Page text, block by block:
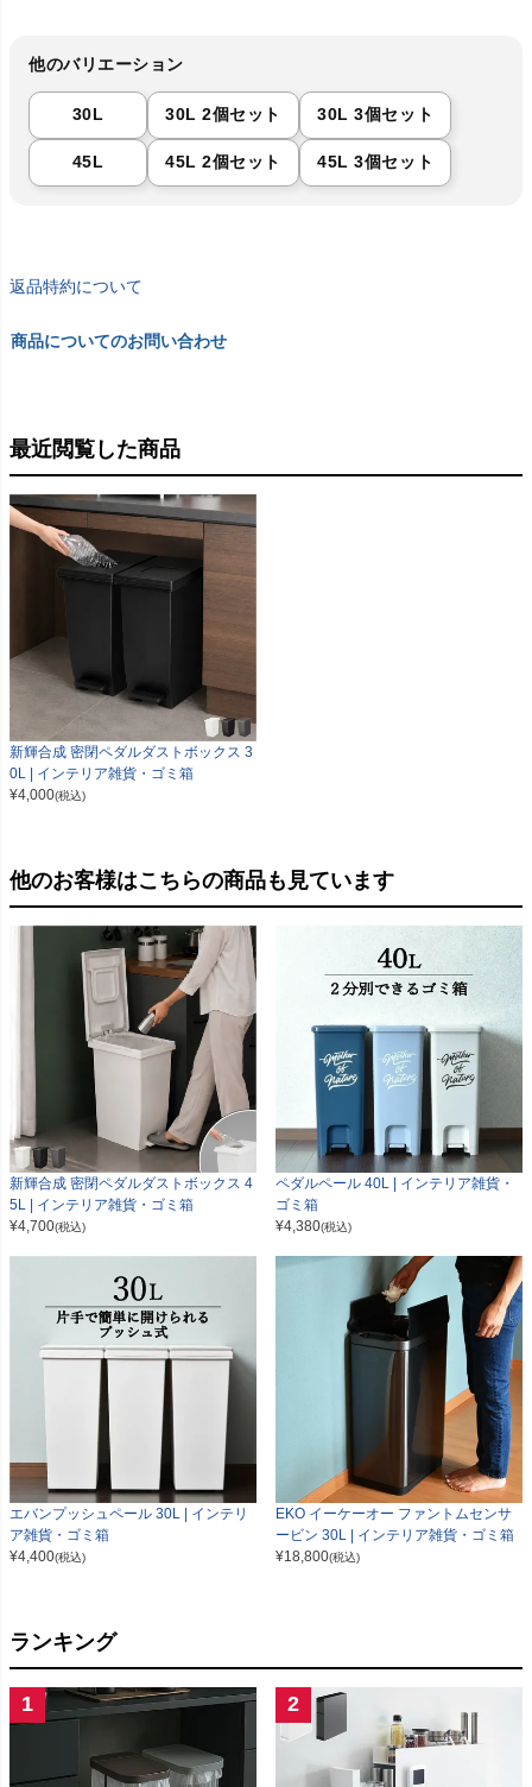
他のバリエーション
30L 30L 2個セット 30L 3個セット
45L 45L 2個セット 45L 3個セット
返品特約について
商品についてのお問い合わせ
最近閲覧した商品
新輝合成 密閉ペダルダストボックス 3
0L | インテリア雑貨・ゴミ箱
¥4,000(税込)
他のお客様はこちらの商品も見ています
新輝合成 密閉ペダルダストボックス 4
5L | インテリア雑貨・ゴミ箱
¥4,700(税込)
ペダルペール 40L | インテリア雑貨・
ゴミ箱
¥4,380(税込)
エバンプッシュペール 30L | インテリ
ア雑貨・ゴミ箱
¥4,400(税込)
EKO イーケーオー ファントムセンサ
ービン 30L | インテリア雑貨・ゴミ箱
¥18,800(税込)
ランキング
1 2